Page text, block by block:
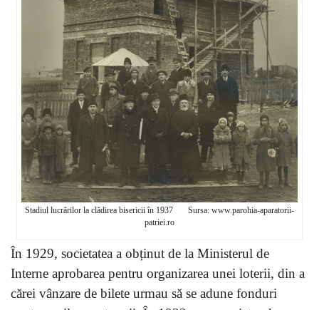
Stadiul lucrărilor la clădirea bisericii în 1937 Sursa: www.parohia-aparatorii-
patriei.ro
În 1929, societatea a obținut de la Ministerul de
Interne aprobarea pentru organizarea unei loterii, din a
cărei vânzare de bilete urmau să se adune fonduri